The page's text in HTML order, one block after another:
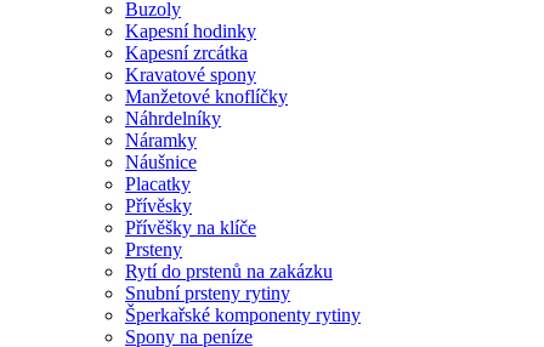
Buzoly
Kapesní hodinky
Kapesní zrcátka
Kravatové spony
Manžetové knoflíčky
Náhrdelníky
Náramky
Náušnice
Placatky
Přívěsky
Přívěšky na klíče
Prsteny
Rytí do prstenů na zakázku
Snubní prsteny rytiny
Šperkařské komponenty rytiny
Spony na peníze